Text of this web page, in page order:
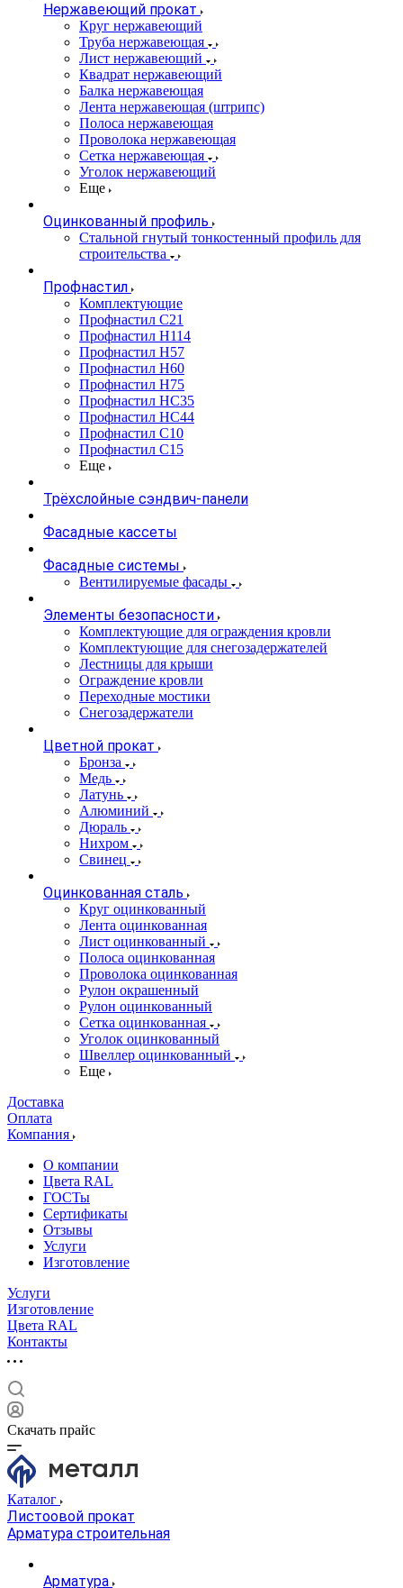
Нержавеющий прокат
Круг нержавеющий
Труба нержавеющая
Лист нержавеющий
Квадрат нержавеющий
Балка нержавеющая
Лента нержавеющая (штрипс)
Полоса нержавеющая
Проволока нержавеющая
Сетка нержавеющая
Уголок нержавеющий
Еще
Оцинкованный профиль
Стальной гнутый тонкостенный профиль для
строительства
Профнастил
Комплектующие
Профнастил C21
Профнастил Н114
Профнастил Н57
Профнастил Н60
Профнастил Н75
Профнастил НС35
Профнастил НС44
Профнастил С10
Профнастил С15
Еще
Трёхслойные сэндвич-панели
Фасадные кассеты
Фасадные системы
Вентилируемые фасады
Элементы безопасности
Комплектующие для ограждения кровли
Комплектующие для снегозадержателей
Лестницы для крыши
Ограждение кровли
Переходные мостики
Снегозадержатели
Цветной прокат
Бронза
Медь
Латунь
Алюминий
Дюраль
Нихром
Свинец
Оцинкованная сталь
Круг оцинкованный
Лента оцинкованная
Лист оцинкованный
Полоса оцинкованная
Проволока оцинкованная
Рулон окрашенный
Рулон оцинкованный
Сетка оцинкованная
Уголок оцинкованный
Швеллер оцинкованный
Еще
Доставка
Оплата
Компания
О компании
Цвета RAL
ГОСТы
Сертификаты
Отзывы
Услуги
Изготовление
Услуги
Изготовление
Цвета RAL
Контакты
Скачать прайс
Каталог
Листоовой прокат
Арматура строительная
Арматура